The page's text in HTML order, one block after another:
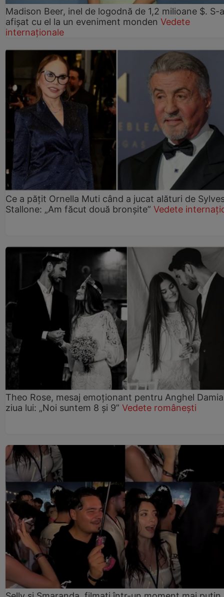
Madison Beer, inel de logodnă de 1,2 milioane $. S-a
afișat cu el la un eveniment monden Vedete
internaționale
Ce a pățit Ornella Muti când a jucat alături de
Stallone: „Am făcut două bronșite” Vedete
Theo Rose, mesaj emoționant pentru Anghel
ziua lui: „Noi suntem 8 și 9” Vedete românești